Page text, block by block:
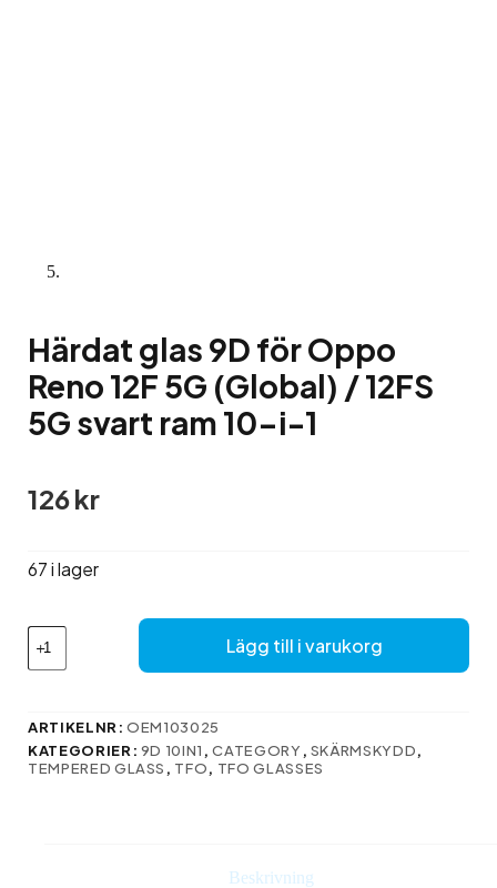
Härdat glas 9D för Oppo
Reno 12F 5G (Global) / 12FS
5G svart ram 10-i-1
126kr
67 i lager
Härdat
glas
9D
Oppo
12F
Lägg till i varukorg
ARTIKELNR:OEM103025
KATEGORIER: 9D 10IN1 ,CATEGORY , SKÄRMSKYDD,
TEMPERED GLASS , TFO, TFO GLASSES
Beskrivning